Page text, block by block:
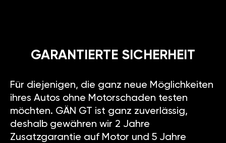
GARANTIERTE SICHERHEIT
Für diejenigen, die ganz neue Möglichkeiten
ihres Autos ohne Motorschaden testen
möchten. GÄN GT ist ganz zuverlässig,
deshalb gewähren wir 2 Jahre
Zusatzgarantie auf Motor und 5 Jahre